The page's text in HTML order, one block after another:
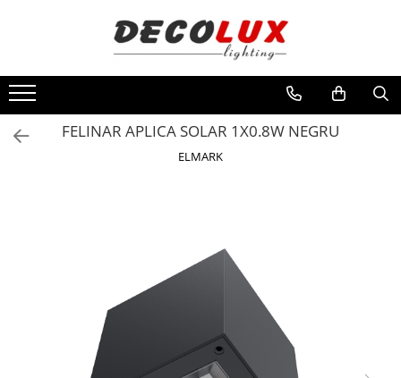
Toate Produsele
■ ILUMINAT DE INTERIOR
CANDELABRE & PENDULE CLASICE
APLICE CLASICE
CANDELABRE CRISTAL & PENDULE
PLAFONIERE CRISTAL
VEIOZE CRISTAL
CANDELABRE MODERNE &
FELINAR APLICA SOLAR 1X0.8W NEGRU
ELMARK